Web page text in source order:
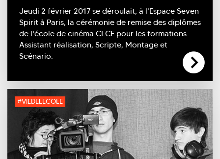
Jeudi 2 février 2017 se déroulait, à l'Espace Seven
Spirit à Paris, la cérémonie de remise des diplômes
de l'école de cinéma CLCF pour les formations
Assistant réalisation, Scripte, Montage et
Scénario.
#VIEDELECOLE